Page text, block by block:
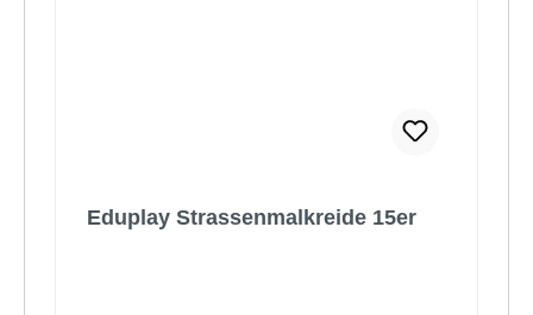
Eduplay Strassenmalkreide 15er